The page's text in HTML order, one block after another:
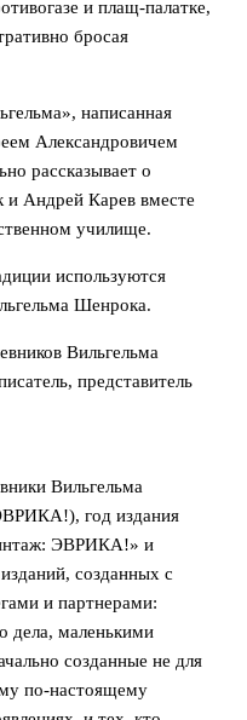
и плащ-палатке,
бросая
написанная
Александровичем
рассказывает о
и Андрей Карев вместе
училище.
используются
Шенрока.
Вильгельма
представитель
Вильгельма
год издания
ЭВРИКА!» и
созданных с
и партнерами:
дела, маленькими
созданные не для
по-настоящему